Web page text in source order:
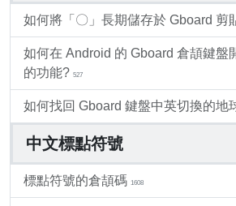
如何將「〇」長期儲存於 Gboard 剪
如何在 Android 的 Gboard 倉頡鍵盤
的功能? 527
如何找回 Gboard 鍵盤中英切換的地
中文標點符號
標點符號的倉頡碼 1608